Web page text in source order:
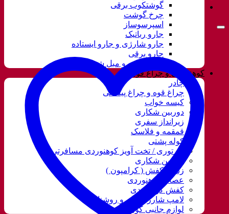
گوشتکوب برقی
چرخ گوشت
اسپرسوساز
جارو رباتیک
جارو شارژی و جارو ایستاده
جارو برقی
فرش شور و مبل شور
کوهنوردی و چراغ قوه
چادر
چراغ قوه و چراغ پیشانی
کیسه خواب
دوربین شکاری
زیرانداز سفری
قمقمه و فلاسک
کوله پشتی
ننو توری / تخت آویز کوهنوردی مسافرتی
دوربین شکاری
زنجیر کفش ( کرامپون )
عصای کوهنوردی
کفش کوهنوردی
لامپ شارژی، نور و روشنایی
لوازم جانبی کوهنوردی